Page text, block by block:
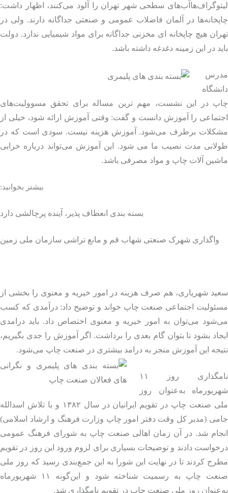
سطحی شهر تهران را آلود می‌کنند، اظهار داشت:
در آلمان فاضلاب عمومی و صنعتی جداگانه دارند. ولی در
هیچ چاپخانه ای مخزنی جداگانه برای مواد شیمیایی ندارد. دولت
در این زمینه دغدغه داشته باشد.
در این نشست، مهم ترین مساله برای تحقق مسوولیت‌های
را آموزش دانست و گفت: وقتی آموزش ارائه شود، خیلی از
برطرف می‌شود. آموزش هزینه نیست. سودی است که در
مدت نصیب ما می شود. این آموزش می‌تواند درباره خرابی
آلات چاپ و مواد مصرفی باشد.
بیشتر بخوانید:
بسته بندی انعطاف پذیر، آینده پرچالشی دارد
واگذاری شهرک صنعتی شهاب قم و مانع تراشی سازمان ملی زمین
شهریاری، هم صرف هزینه در امور خیریه و معنوی را بخشی از
اجتماعی صنعت چاپ خواند و توضیح داد: درآمدی که کسب
می‌توان به امور خیریه و معنوی اختصاص داد. باید درامدی
بشود تا بتوان گام بعدی را برداشت. اگر آموزش را جدی بگیریم،
این آموزش منجر به درامد بیشتری در صنعت چاپ می‌شود.
به‌عنوان روز
ملی صنعت چاپ در تقویم ایرانیان در سال ۱۳۸۲ و با تلاش‌ اسدالله
(مدیر کل وقت دفتر امور چاپ وزارت فرهنگ و ارشاد اسلامی)
شد. در آن زمان اهالی صنعت چاپ به شورای فرهنگ عمومی
دادند و توضیحات بسیاری برای لزوم ورود این روز در تقویم
کردند تا در نهایت این شورا به این جمع‌بندی رسید که روز ملی
صنعت چاپ به رسمیت شناخته شود و این‌گونه ۱۱ شهریورماه
روز ملی صنعت چاپ در تقویم نامگذاری شد.